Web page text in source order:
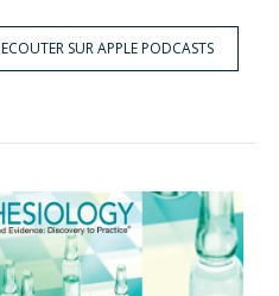
ECOUTER SUR APPLE PODCASTS